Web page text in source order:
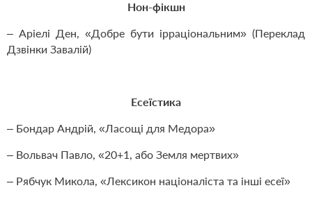
Нон-фікшн
– Аріелі Ден, «Добре бути ірраціональним» (Переклад
Дзвінки Завалій)
Есеїстика
– Бондар Андрій, «Ласощі для Медора»
– Вольвач Павло, «20+1, або Земля мертвих»
– Рябчук Микола, «Лексикон націоналіста та інші есеї»